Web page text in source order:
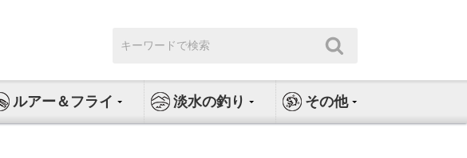
索:
ルアー＆フライ 淡水の釣り その他